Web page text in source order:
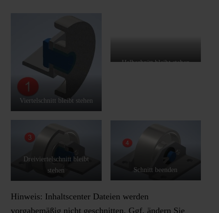
Viertelschnitt bleibt stehen
Halbschnitt bleibt stehen
Dreiviertelschnitt bleibt
stehen
Schnitt beenden
Hinweis: Inhaltscenter Dateien werden
vorgabemäßig nicht geschnitten. Ggf. ändern Sie